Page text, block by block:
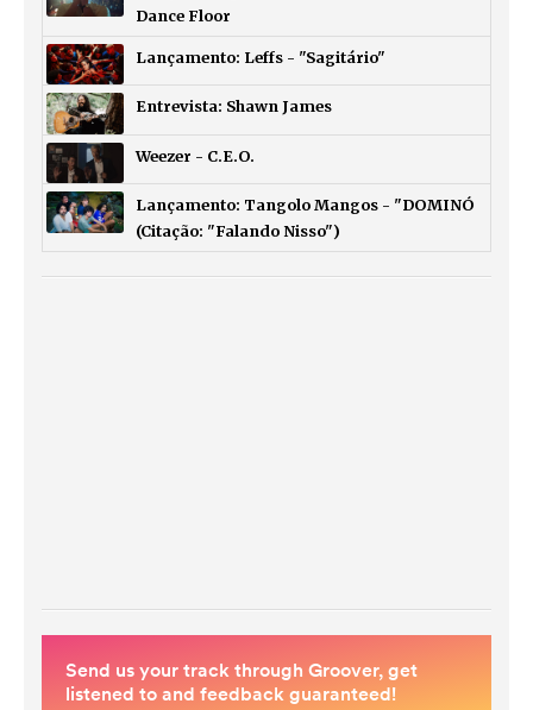
Dance Floor
Lançamento: Leffs - "Sagitário"
Entrevista: Shawn James
Weezer - C.E.O.
Lançamento: Tangolo Mangos - "DOMINÓ
(Citação: "Falando Nisso")